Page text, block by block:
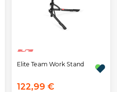
Elite Team Work Stand
122,99 €